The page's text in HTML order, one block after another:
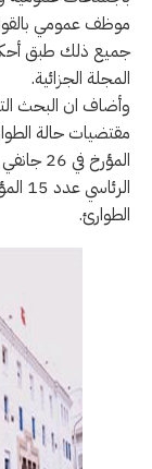
موظف عمومي
المجلة الجزائية.
وأضاف ان البحث
الطوارئ.